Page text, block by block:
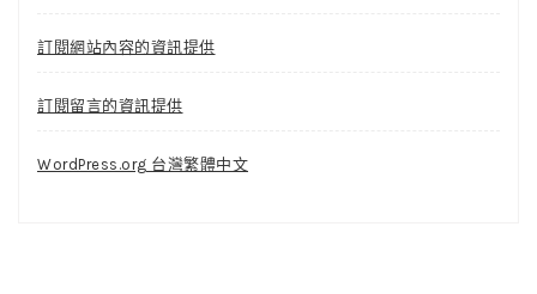
訂閱網站內容的資訊提供
訂閱留言的資訊提供
WordPress.org 台灣繁體中文